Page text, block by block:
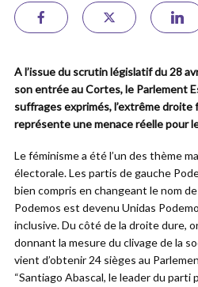
A l’issue du scrutin législatif du 28
son entrée au Cortes, le Parlement
suffrages exprimés, l’extrême droite
représente une menace réelle pour
Le féminisme a été l’un des thème
électorale. Les partis de gauche
bien compris en changeant le nom
Podemos est devenu Unidas
inclusive. Du côté de la droite dure,
donnant la mesure du clivage de la
vient d’obtenir 24 sièges au
“Santiago Abascal, le leader du parti